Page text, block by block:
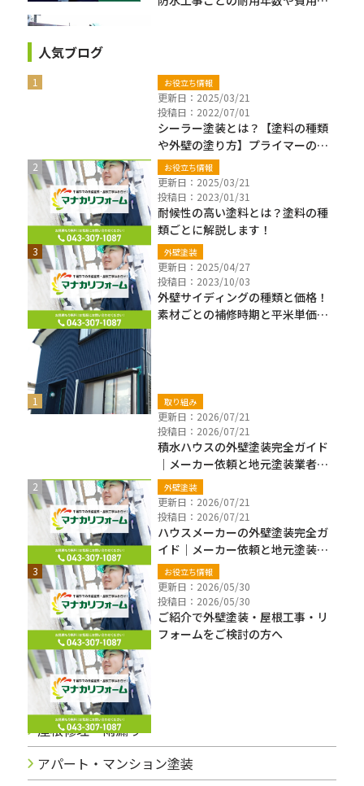
人気ブログ
お役立ち情報
更新日：2025/03/21
投稿日：2022/07/01
シーラー塗装とは？【塗料の種類
や外壁の塗り方】プライマーの違
いも解説
お役立ち情報
更新日：2025/03/21
投稿日：2023/01/31
耐候性の高い塗料とは？塗料の種
類ごとに解説します！
外壁塗装
更新日：2025/04/27
投稿日：2023/10/03
外壁サイディングの種類と価格！
素材ごとの補修時期と平米単価も
新着ブログ
取り組み
更新日：2026/07/21
投稿日：2026/07/21
積水ハウスの外壁塗装完全ガイド
｜メーカー依頼と地元塗装業者の
違い・費用・保証確認【千葉県】
外壁塗装
更新日：2026/07/21
投稿日：2026/07/21
ハウスメーカーの外壁塗装完全ガ
イド｜メーカー依頼と地元塗装業
者の違い・費用・注意点【千葉
県】
お役立ち情報
更新日：2026/05/30
投稿日：2026/05/30
ご紹介で外壁塗装・屋根工事・リ
フォームをご検討の方へ
ブログカテゴリー
屋根修理・雨漏り
アパート・マンション塗装